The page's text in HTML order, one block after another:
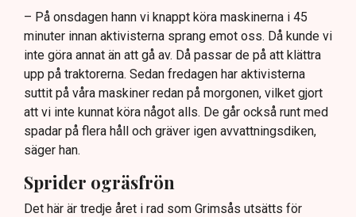
aktivisternas handlingar.
Frågor kvarstår om finansiering av illegal aktivism.
– På onsdagen hann vi knappt köra maskinerna i 45
minuter innan aktivisterna sprang emot oss. Då kunde vi
inte göra annat än att gå av. Då passar de på att klättra
upp på traktorerna. Sedan fredagen har aktivisterna
suttit på våra maskiner redan på morgonen, vilket gjort
att vi inte kunnat köra något alls. De går också runt med
spadar på flera håll och gräver igen avvattningsdiken,
säger han.
Sprider ogräsfrön
Det här är tredje året i rad som Grimsås utsätts för